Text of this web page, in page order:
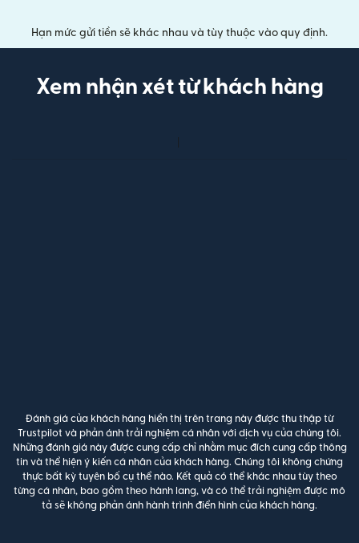
Hạn mức gửi tiền sẽ khác nhau và tùy thuộc vào quy định.
Xem nhận xét từ khách hàng
Đánh giá của khách hàng hiển thị trên trang này được thu thập từ
Trustpilot và phản ánh trải nghiệm cá nhân với dịch vụ của chúng tôi.
Những đánh giá này được cung cấp chỉ nhằm mục đích cung cấp thông
tin và thể hiện ý kiến cá nhân của khách hàng. Chúng tôi không chứng
thực bất kỳ tuyên bố cụ thể nào. Kết quả có thể khác nhau tùy theo
từng cá nhân, bao gồm theo hành lang, và có thể trải nghiệm được mô
tả sẽ không phản ánh hành trình điển hình của khách hàng.